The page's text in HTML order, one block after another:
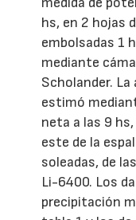
hs, en 2 hojas
embolsadas 1
mediante
Scholander.
estimó
neta a las 9
este de la
soleadas, de
Li-6400. Los
precipitación